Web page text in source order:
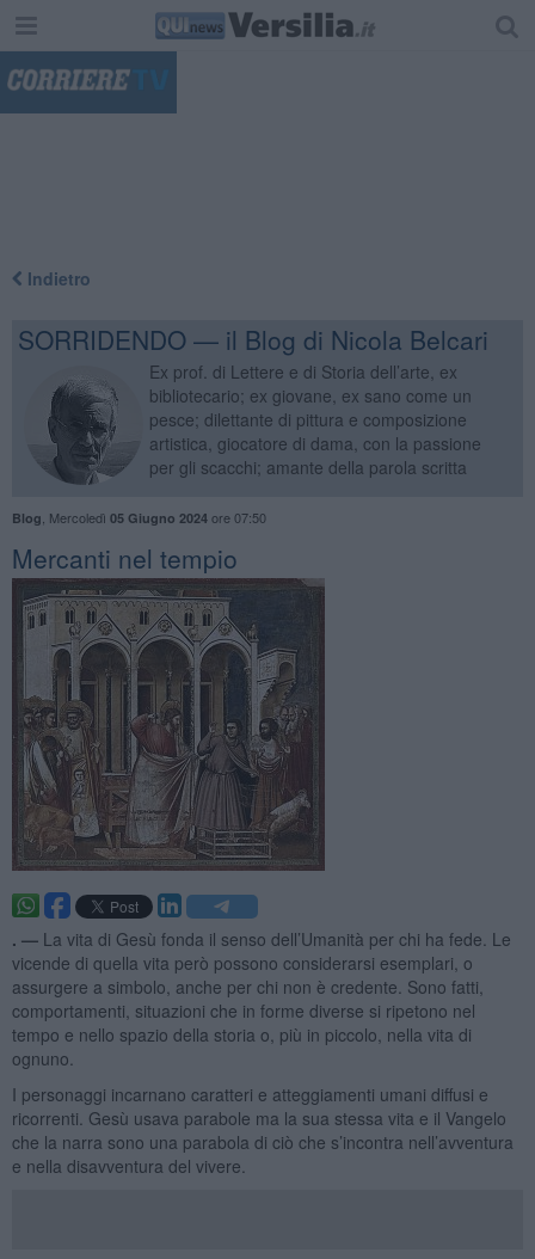
Indietro
SORRIDENDO — il Blog di Nicola Belcari
Ex prof. di Lettere e di Storia dell’arte, ex
bibliotecario; ex giovane, ex sano come un
pesce; dilettante di pittura e composizione
artistica, giocatore di dama, con la passione
per gli scacchi; amante della parola scritta
Blog Mercoledì 05 Giugno 2024ore 07:50
Mercanti nel tempio
. — La vita di Gesù fonda il senso dell’Umanità per chi ha fede. Le
vicende di quella vita però possono considerarsi esemplari, o
assurgere a simbolo, anche per chi non è credente. Sono fatti,
comportamenti, situazioni che in forme diverse si ripetono nel
tempo e nello spazio della storia o, più in piccolo, nella vita di
ognuno.
I personaggi incarnano caratteri e atteggiamenti umani diffusi e
ricorrenti. Gesù usava parabole ma la sua stessa vita e il Vangelo
che la narra sono una parabola di ciò che s’incontra nell’avventura
e nella disavventura del vivere.